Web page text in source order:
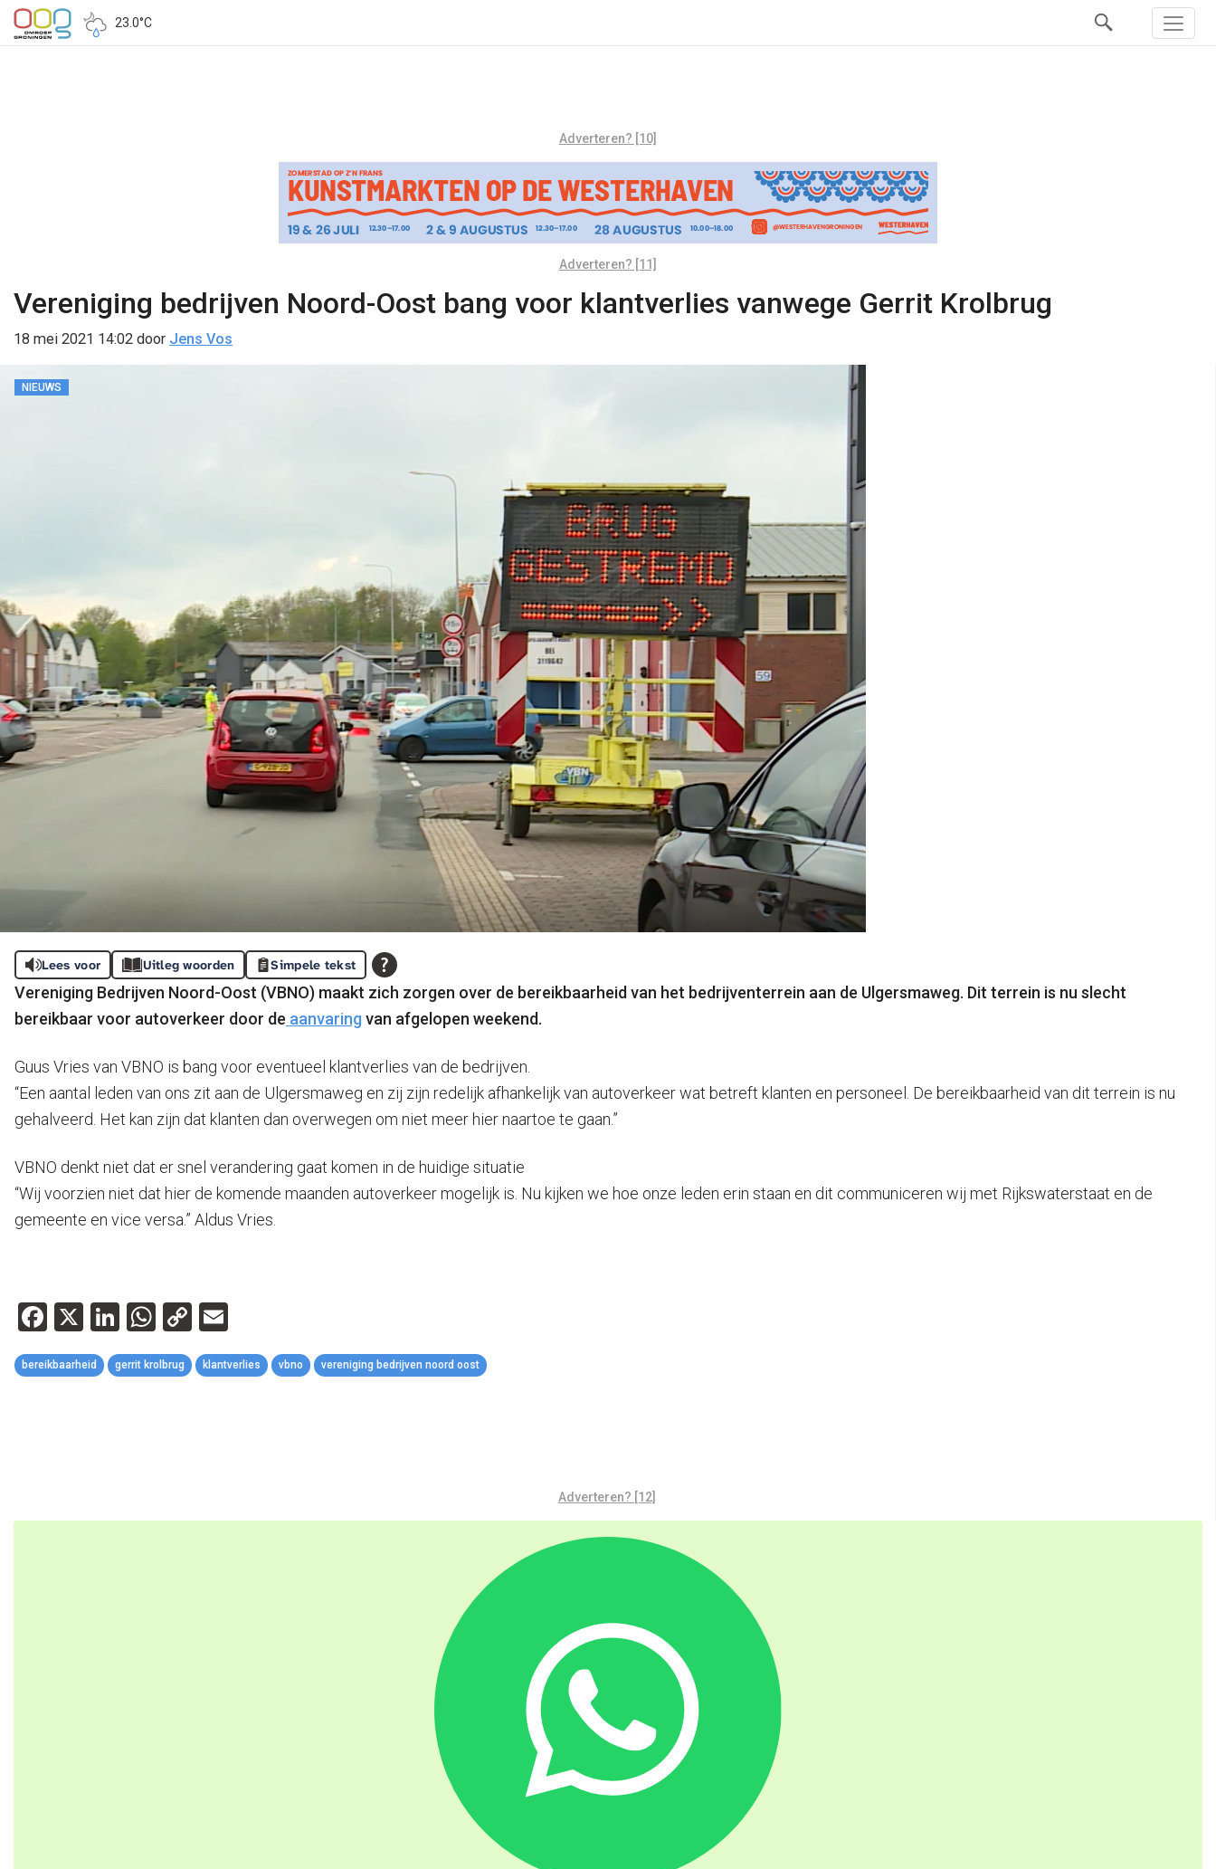
23.0°C
Adverteren? [10]
Adverteren? [11]
Vereniging bedrijven Noord-Oost bang voor klantverlies vanwege Gerrit Krolbrug
18 mei 2021 14:02 door Jens Vos
NIEUWS
Lees voor Uitleg woorden Simpele tekst
Vereniging Bedrijven Noord-Oost (VBNO) maakt zich zorgen over de bereikbaarheid van het bedrijventerrein aan de Ulgersmaweg. Dit terrein is nu slecht
bereikbaar voor autoverkeer door de aanvaring van afgelopen weekend.
Guus Vries van VBNO is bang voor eventueel klantverlies van de bedrijven.
“Een aantal leden van ons zit aan de Ulgersmaweg en zij zijn redelijk afhankelijk van autoverkeer wat betreft klanten en personeel. De bereikbaarheid van dit terrein is nu
gehalveerd. Het kan zijn dat klanten dan overwegen om niet meer hier naartoe te gaan.”
VBNO denkt niet dat er snel verandering gaat komen in de huidige situatie
“Wij voorzien niet dat hier de komende maanden autoverkeer mogelijk is. Nu kijken we hoe onze leden erin staan en dit communiceren wij met Rijkswaterstaat en de
gemeente en vice versa.” Aldus Vries.
Facebook
X LinkedIn
WhatsApp
Copy
Link
bereikbaarheid gerrit krolbrug klantverlies vbno vereniging bedrijven noord oost
Adverteren? [12]